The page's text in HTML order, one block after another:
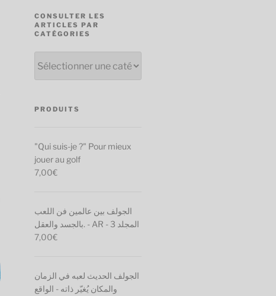
CONSULTER LES
ARTICLES PAR
CATÉGORIES
les
articles
catégories
PRODUITS
"Qui suis-je ?" Pour mieux
jouer au golf
7,00€
الجولف بين عالمين فن اللعب
بالجسد والعقل. - AR - المجلد 3
7,00€
الجولف الحديث لعبه في الزمان
والمكان يُغيّر ذاته - الواقع